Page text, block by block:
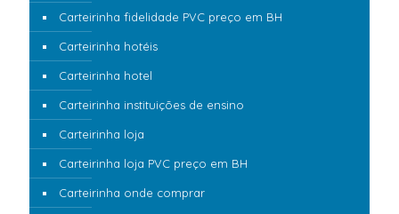
Carteirinha fidelidade PVC preço em BH
Carteirinha hotéis
Carteirinha hotel
Carteirinha instituições de ensino
Carteirinha loja
Carteirinha loja PVC preço em BH
Carteirinha onde comprar